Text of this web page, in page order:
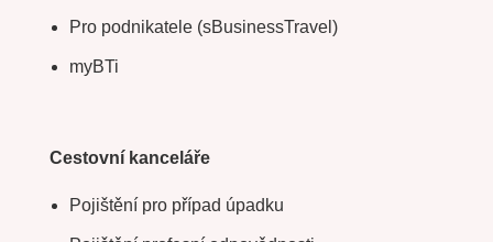
Pro podnikatele (sBusinessTravel)
myBTi
Cestovní kanceláře
Pojištění pro případ úpadku